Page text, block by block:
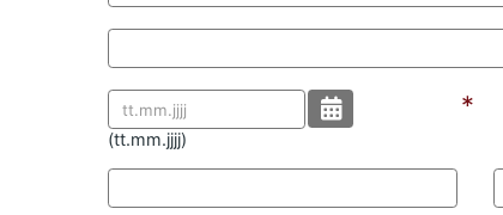
(Datum format:
tt.mm.jjjj)
*